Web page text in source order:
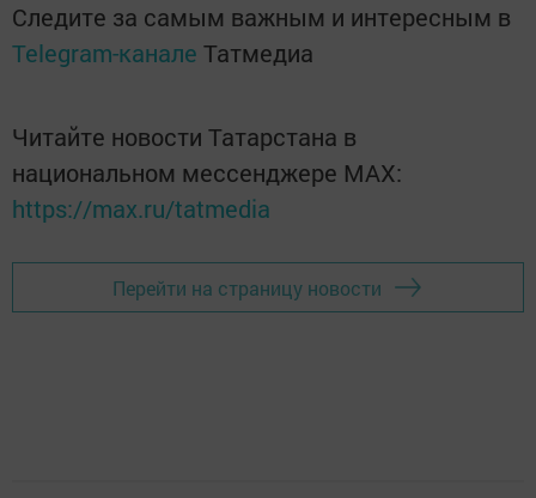
Следите за самым важным и интересным в
Telegram-канале Татмедиа
Читайте новости Татарстана в
национальном мессенджере MАХ:
https://max.ru/tatmedia
Перейти на страницу новости